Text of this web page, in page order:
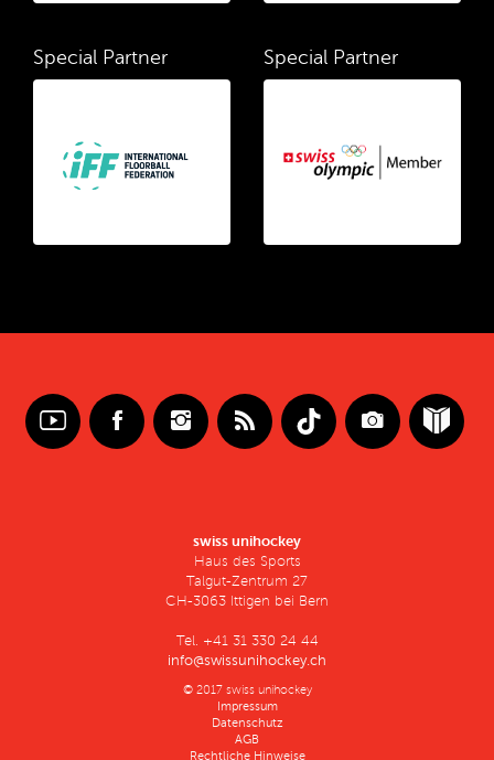
Special Partner Special Partner
swiss unihockey
Haus des Sports
Talgut-Zentrum 27
CH-3063 Ittigen bei Bern
Tel. +41 31 330 24 44
info@swissunihockey.ch
© 2017 swiss unihockey
Impressum
Datenschutz
AGB
Rechtliche Hinweise